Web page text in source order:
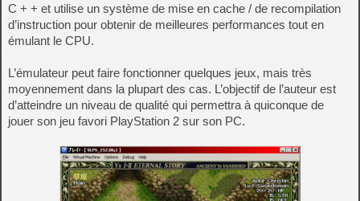
C + + et utilise un système de mise en cache / de recompilation
d’instruction pour obtenir de meilleures performances tout en
émulant le CPU.
L’émulateur peut faire fonctionner quelques jeux, mais très
moyennement dans la plupart des cas. L’objectif de l’auteur est
d’atteindre un niveau de qualité qui permettra à quiconque de
jouer son jeu favori PlayStation 2 sur son PC.